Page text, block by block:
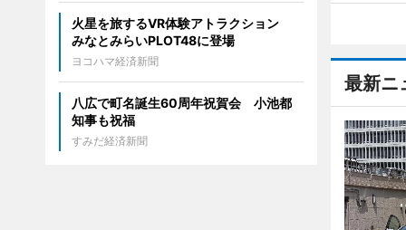
最新ニ
火星を旅するVR体験アトラクション
みなとみらいPLOT48に登場
ヨコハマ経済新聞
八広で町名誕生60周年祝賀会 小池都
知事も祝福
すみだ経済新聞